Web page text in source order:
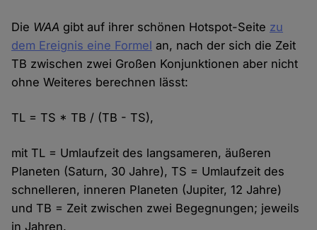
Die WAA gibt auf ihrer schönen Hotspot-Seite zu
dem Ereignis eine Formel an, nach der sich die Zeit
TB zwischen zwei Großen Konjunktionen aber nicht
ohne Weiteres berechnen lässt:
TL = TS * TB / (TB - TS),
mit TL = Umlaufzeit des langsameren, äußeren
Planeten (Saturn, 30 Jahre), TS = Umlaufzeit des
schnelleren, inneren Planeten (Jupiter, 12 Jahre)
und TB = Zeit zwischen zwei Begegnungen; jeweils
in Jahren.